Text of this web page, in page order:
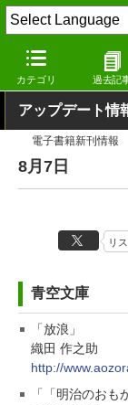
カテゴリ 過去記
窓の杜 その他の話
アップデート情
電子書籍新刊情報
8月7日
リ
青空文庫
「放浪」
織田 作之助
http://
「「明治のおも